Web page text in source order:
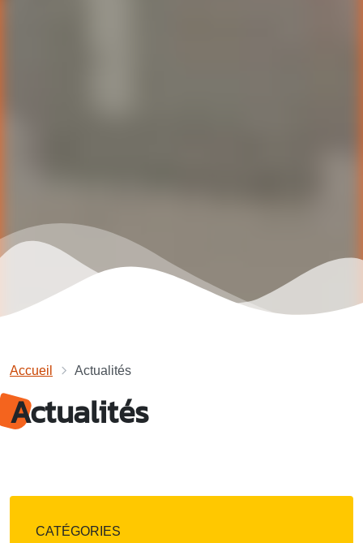
Accueil Actualités
Actualités
CATÉGORIES